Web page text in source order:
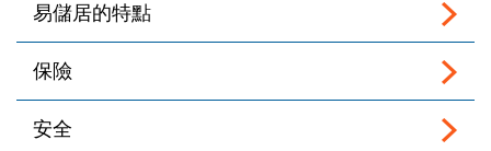
易儲居的特點
保險
安全